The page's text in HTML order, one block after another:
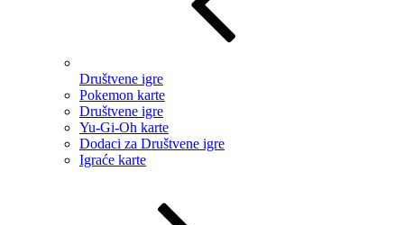
Društvene igre
Pokemon karte
Društvene igre
Yu-Gi-Oh karte
Dodaci za Društvene igre
Igraće karte